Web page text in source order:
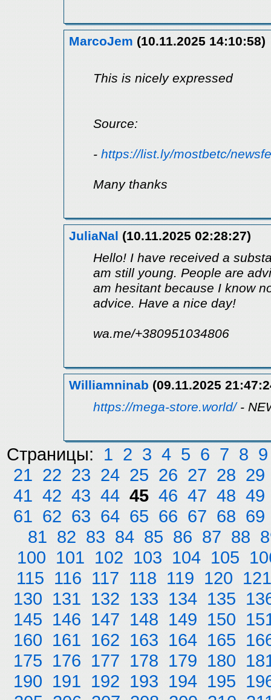
MarcoJem (10.11.2025 14:10:58)
This is nicely expressed
Source:
- https://list.ly/mostbetc/
Many thanks
JuliaNal (10.11.2025 02:28:27)
Hello! I have received a
am still young. People are
am hesitant because I know
advice. Have a nice day!
wa.me/+380951034806
Williamninab (09.11.2025
https://mega-store.world/-
Страницы: 1 2 3 4 5 6 7 8 9
21 22 23 24 25 26 27 28 29
41 42 43 44 45 46 47 48 49
61 62 63 64 65 66 67 68 69
81 82 83 84 85 86 87 88
100 101 102 103 104 105
115 116 117 118 119 120 121
130 131 132 133 134 135
145 146 147 148 149 150
160 161 162 163 164 165
175 176 177 178 179 180
190 191 192 193 194 195